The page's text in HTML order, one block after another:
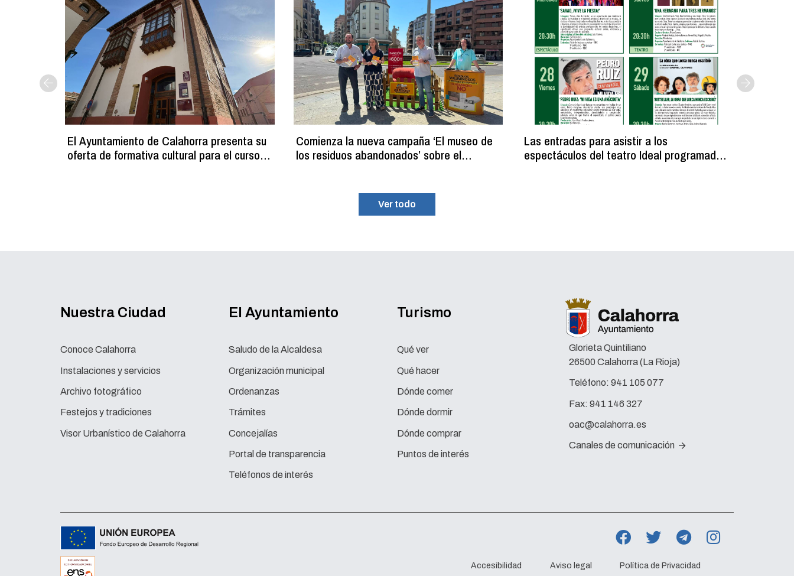
El Ayuntamiento de Calahorra presenta su
oferta de formativa cultural para el curso
Comienza la nueva campaña ‘El museo de
los residuos abandonados’ sobre el
Las entradas para asistir a los
espectáculos del teatro Ideal programados
Ver todo
Nuestra Ciudad
Conoce Calahorra
Instalaciones y servicios
Archivo fotográfico
Festejos y tradiciones
Visor Urbanístico de Calahorra
El Ayuntamiento
Saludo de la Alcaldesa
Organización municipal
Ordenanzas
Trámites
Concejalías
Portal de transparencia
Teléfonos de interés
Turismo
Qué ver
Qué hacer
Dónde comer
Dónde dormir
Dónde comprar
Puntos de interés
Glorieta Quintiliano
26500 Calahorra (La Rioja)
Teléfono: 941 105 077
Fax: 941 146 327
oac@calahorra.es
Canales de comunicación
Accesibilidad Aviso legal Política de Privacidad